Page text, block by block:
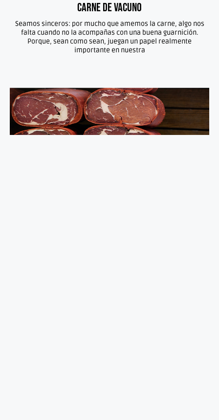
carne de vacuno
Seamos sinceros: por mucho que amemos la carne, algo nos
falta cuando no la acompañas con una buena guarnición.
Porque, sean como sean, juegan un papel realmente
importante en nuestra